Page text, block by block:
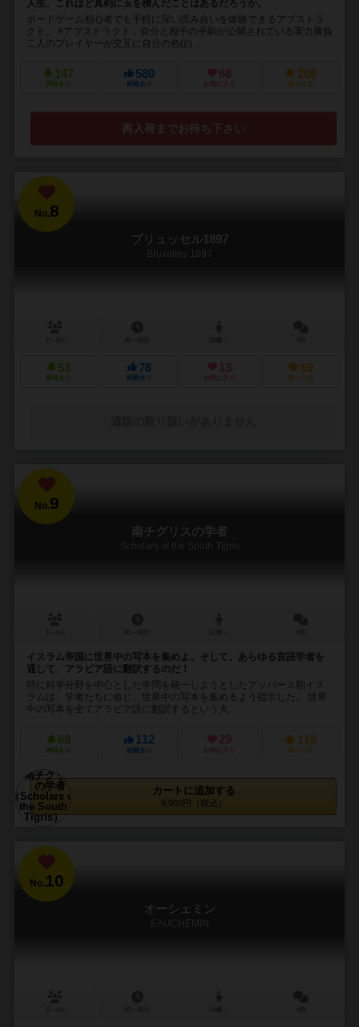
人生、これほど真剣に玉を積んだことはあるだろうか。
ボードゲーム初心者でも手軽に深い読み合いを体験できるアブストラ
クト。 ※アブストラクト：自分と相手の手駒が公開されている実力勝負
二人のプレイヤーが交互に自分の色(白...
147
興味あり
580
経験あり
68
お気に入り
209
持ってる
再入荷までお待ち下さい
No.8
ブリュッセル1897
Bruxelles 1897
53
興味あり
78
経験あり
13
お気に入り
69
持ってる
No.9
南チグリスの学者
Scholars of the South Tigris
イスラム帝国に世界中の写本を集めよ。そして、あらゆる言語学者を
通して、アラビア語に翻訳するのだ！
特に科学分野を中心とした学問を統一しようとしたアッバース朝イス
ラムは、学者たちに命じ、世界中の写本を集めるよう指示した。 世界
中の写本を全てアラビア語に翻訳するという大...
69
興味あり
112
経験あり
29
お気に入り
118
持ってる
カートに追加する
9,900円（税込）
No. 10
オーシェミン
EAUCHEMIN